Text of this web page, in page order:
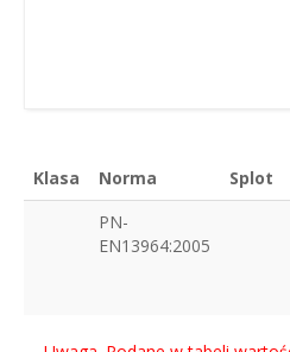
Klasa Norma Splot
PN-
EN13964:2005